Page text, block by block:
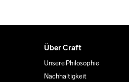
Über Craft
Unsere Philosophie
Nachhaltigkeit